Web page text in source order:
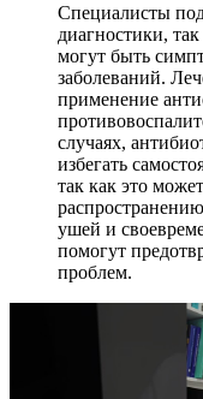
Специалисты
диагностики,
могут быть
заболеваний.
применение
случаях,
избегать
так как это
ушей и
помогут
проблем.